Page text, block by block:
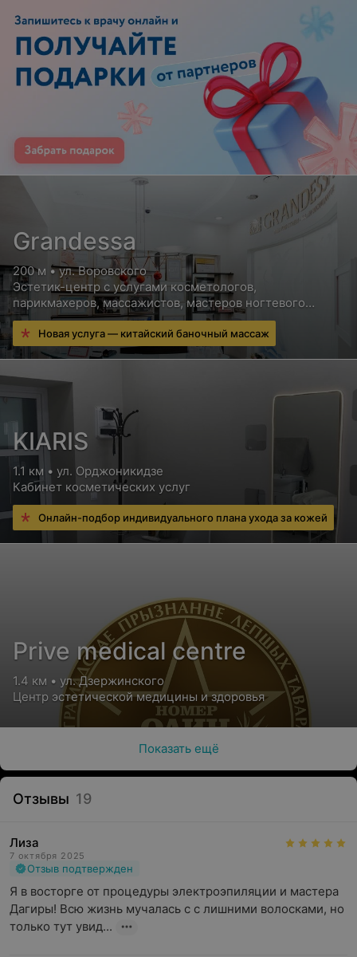
Grandessa
200 м • ул. Воровского
Эстетик-центр с услугами косметологов,
парикмахеров, массажистов, мастеров ногтевого
сервиса и других специалистов
Новая услуга — китайский баночный массаж
KIARIS
1.1 км • ул. Орджоникидзе
Кабинет косметических услуг
Онлайн-подбор индивидуального плана ухода за кожей
Prive medical centre
1.4 км • ул. Дзержинского
Центр эстетической медицины и здоровья
Показать ещё
Отзывы 19
Лиза
7 октября 2025
Отзыв подтвержден
Я в восторге от процедуры электроэпиляции и мастера
Дагиры! Всю жизнь мучалась с с лишними волосками, но
только тут увид...